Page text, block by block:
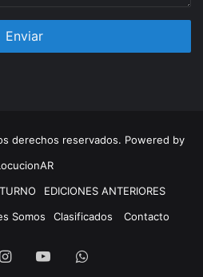
derechos reservados. Powered by
EDICIONES ANTERIORES
Somos Clasificados Contacto
InstagramYoutubeWhatsapp